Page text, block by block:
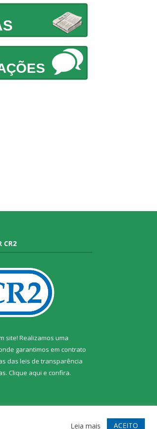
CR2
site! Realizamos uma
garantimos em contrato
das leis de transparência
Clique aqui e confira.
Acessar Webmail
Leia mais ACEITO